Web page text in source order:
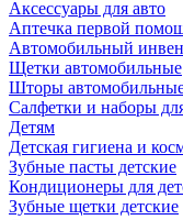
Аксессуары для авто
Аптечка первой
Автомобильный
Щетки автомобильные
Шторы
Салфетки и наборы
Детям
Детская гигиена и
Зубные пасты детские
Кондиционеры для
Зубные щетки детские